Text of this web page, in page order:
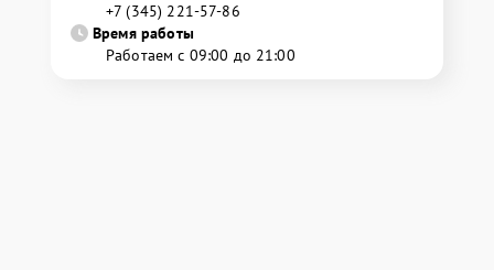
+7 (345) 221-57-86
Время работы
Работаем с 09:00 до 21:00